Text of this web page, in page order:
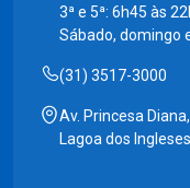
3ª e 5ª: 6h45 às
Sábado, domingo
(31) 3517-3000
Av. Princesa
Lagoa dos